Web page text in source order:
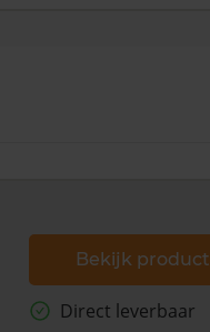
Bekijk product
Direct leverbaar